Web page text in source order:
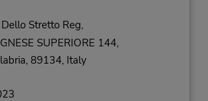
Stretto Reg,
SUPERIORE 144,
89134, Italy